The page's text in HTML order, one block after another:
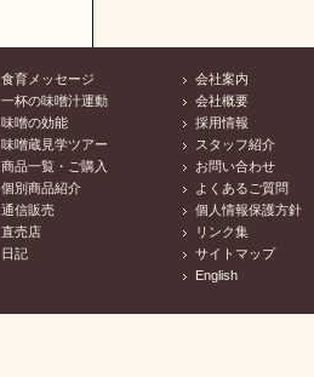
食育メッセージ
一杯の味噌汁運動
味噌の効能
味噌蔵見学ツアー
商品一覧・ご購入
個別商品紹介
通信販売
直売店
日記
会社案内
会社概要
採用情報
スタッフ紹介
お問い合わせ
よくあるご質問
個人情報保護方針
リンク集
サイトマップ
English